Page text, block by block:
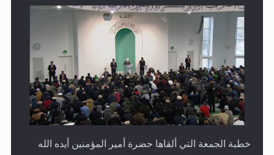
خطبة الجمعة التي ألقاها حضرة أمير المؤمنين أيده الله